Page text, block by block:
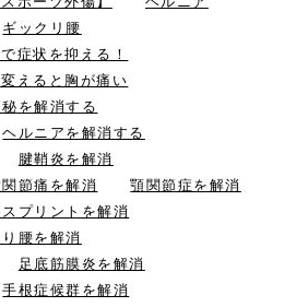
ギックリ腰
症状を抑える！
えると胸が痛い
を解消する
ヘルニアを解消する
腱鞘炎を解消
関節痛を解消
顎関節症を解消
プリントを解消
り腰を解消
足底筋膜炎を解消
手根症候群を解消